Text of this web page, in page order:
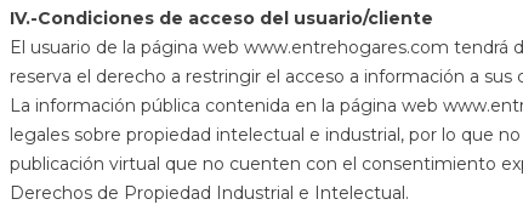
IV.-Condiciones de acceso del usuario/cliente
El usuario de la página web www.entrehogares.com tendrá
reserva el derecho a restringir el acceso a información a sus
La información pública contenida en la página web
legales sobre propiedad intelectual e industrial, por lo que
publicación virtual que no cuenten con el consentimiento
Derechos de Propiedad Industrial e Intelectual.